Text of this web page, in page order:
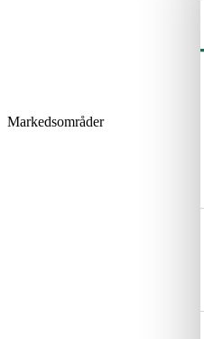
Markedsområder